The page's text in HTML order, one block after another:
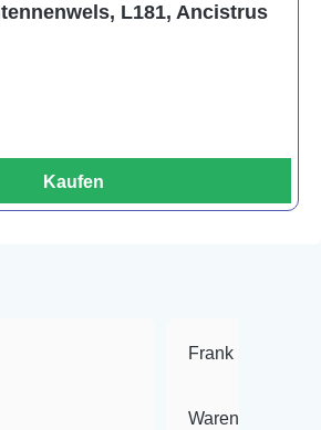
L181, Ancistrus
Kaufen
Frank Hackmayer
Warenanlieferung Top und die